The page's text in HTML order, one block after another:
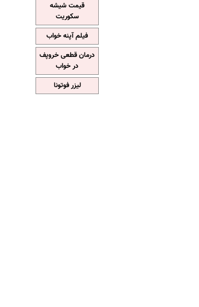
قیمت شیشه
سکوریت
فیلم آپنه خواب
درمان قطعی خروپف
در خواب
لیزر فوتونا